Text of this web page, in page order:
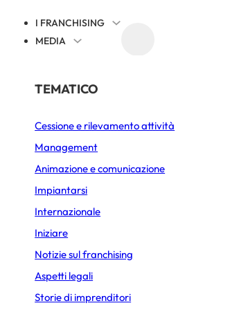
I FRANCHISING
PER SETTORE
Alimentazione
Bar Caffetteria
Bellezza e Benessere
Fast-Food
Immobiliare
Lavanderia
MEDIA
TEMATICO
Cessione e rilevamento attività
Management
Animazione e comunicazione
Impiantarsi
Internazionale
Iniziare
Notizie sul franchising
Aspetti legali
Storie di imprenditori
NOTIZIE SUL FRANCHISING
il
IL 2 DICEMBRE 2025